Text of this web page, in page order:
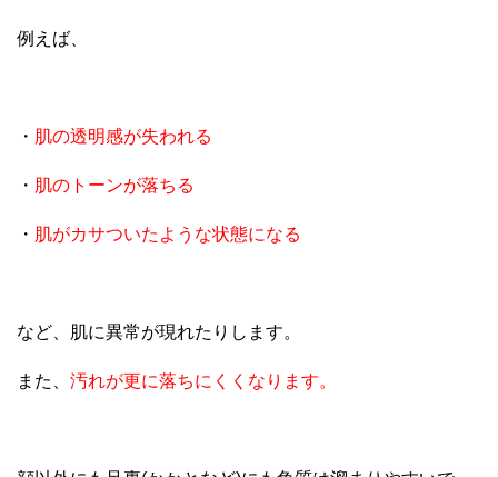
例えば、
・ 肌の透明感が失われる
・ 肌のトーンが落ちる
・ 肌がカサついたような状態になる
など、肌に異常が現れたりします。
また、 汚れが更に落ちにくくなります。